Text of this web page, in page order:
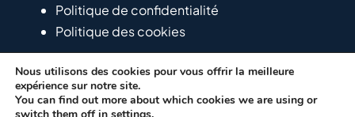
Politique de confidentialité
Politique des cookies
Nous utilisons des cookies pour vous offrir la meilleure
expérience sur notre site.
You can find out more about which cookies we are using or